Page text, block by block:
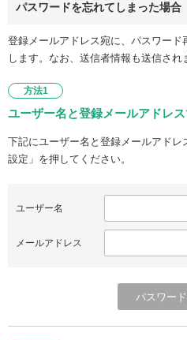
パスワードを忘れてしまった場合
登録メールアドレス宛に、パスワー
します。なお、送信者情報も送信され
方法1
ユーザー名と登録メールアドレ
下記にユーザー名と登録メールアド
設定」を押してください。
ユーザー名
メールアドレス